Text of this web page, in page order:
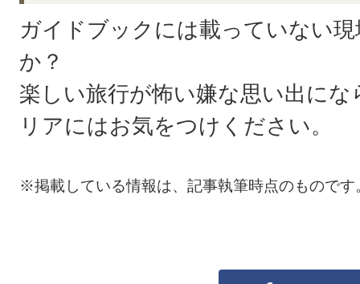
ガイドブックには載っていない
か？
楽しい旅行が怖い嫌な思い出に
リアにはお気をつけください。
※掲載している情報は、記事執筆時点のものです